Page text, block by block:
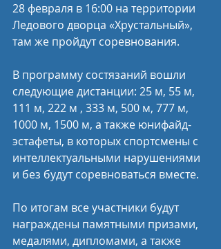
28 февраля в 16:00 на территории
Ледового дворца «Хрустальный»,
там же пройдут соревнования.
В программу состязаний вошли
следующие дистанции: 25 м, 55 м,
111 м, 222 м , 333 м, 500 м, 777 м,
1000 м, 1500 м, а также юнифайд-
эстафеты, в которых спортсмены с
интеллектуальными нарушениями
и без будут соревноваться вместе.
По итогам все участники будут
награждены памятными призами,
медалями, дипломами, а также